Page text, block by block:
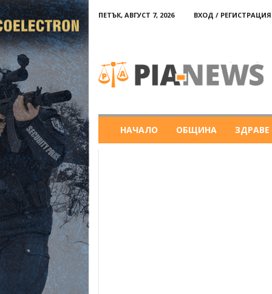
ПЕТЪК, АВГУСТ 7, 2026 ВХОД / РЕГИСТРАЦИЯ
НАЧАЛО ОБЩИНА ЗДРАВЕ